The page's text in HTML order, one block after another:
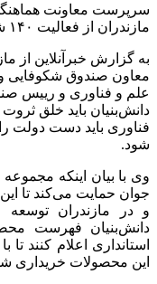
سرپرست معاونت
مازندران از فعالیت ۱۴۰ شرکت دانش‌بنیان در استان خبر داد. ‎
به گزارش خبرآنلاین از
معاون صندوق شکوفایی
علم و فناوری و رییس
دانش‌بنیان باید خلق
فناوری باید دست دولت را
شود.
وی با بیان اینکه
جوان حمایت می‌کند تا
و در مازندران توسعه
دانش‌بنیان فهرست
استانداری اعلام کنند
این محصولات خریداری